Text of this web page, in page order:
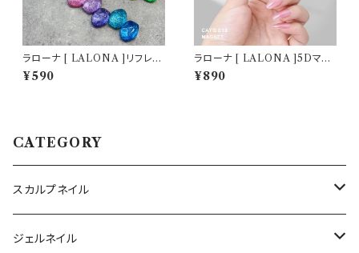
ラローナ [ LALONA ]リフレク
ティブキャットアイジェル ( M3 )
( 3g )ジェルネイル/ネイル/フラ
¥590
ラローナ [ LALONA ]5Dマグ
ネット ( ホワイト/ピンク ) ジェ
ルネイル/特大マグネット/ネオジ
¥890
CATEGORY
スカルプネイル
アクリルジェル
ジェルネイル